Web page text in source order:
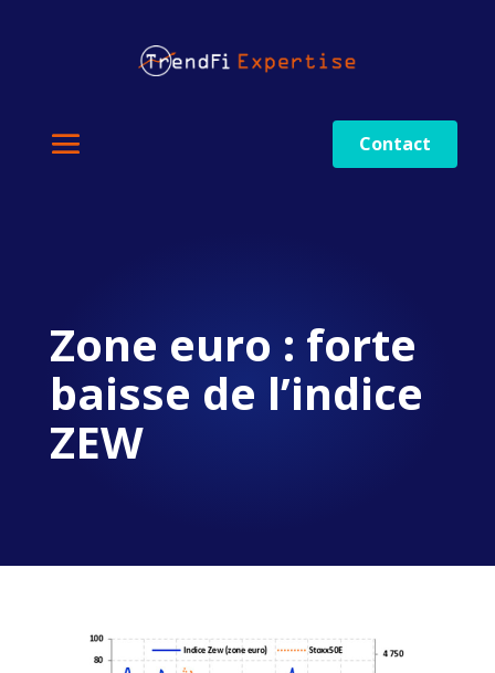
Contact
Zone euro : forte
baisse de l’indice
ZEW